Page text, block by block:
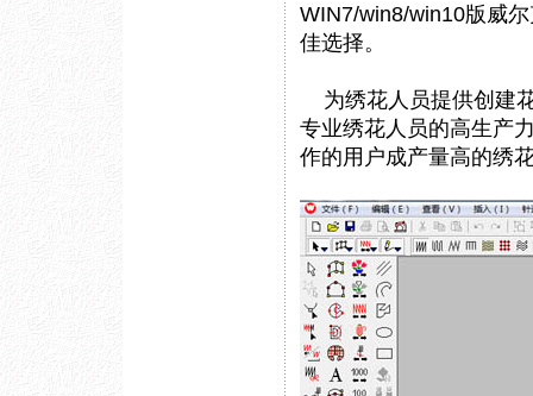
WIN7/win8/win10版威
佳选择。
为绣花人员提供创建
专业绣花人员的高生产
作的用户成产量高的绣